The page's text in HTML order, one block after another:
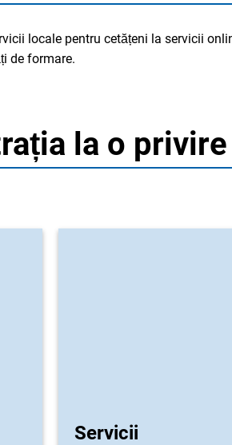
locale pentru cetățeni la servicii
de formare.
la o
Servicii